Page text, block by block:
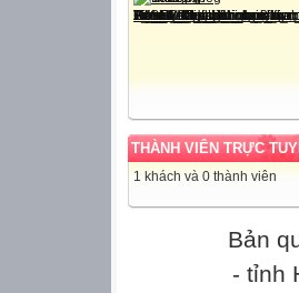
THÀNH VIÊN TRỰC
1 khách và 0 thành viên
Bản
- tỉnh